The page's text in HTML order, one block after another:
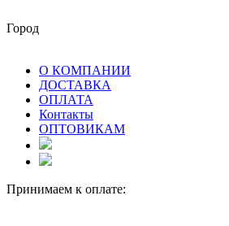
Город
О КОМПАНИИ
ДОСТАВКА
ОПЛАТА
Контакты
ОПТОВИКАМ
Принимаем к оплате: